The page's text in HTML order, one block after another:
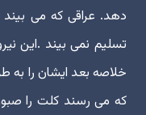
دهد. عراقی که می
تسلیم نمی بیند .این
خلاصه بعد ایشان را به
که می رسند کلت را